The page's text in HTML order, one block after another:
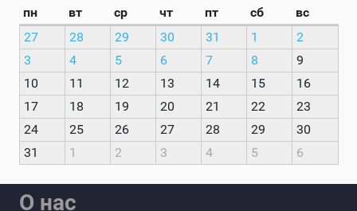
пн вт ср чт пт сб
вс
27
28 29 30 31 1
2
3
4 5 6 7 8
9
10
11 12 13 14 15
16
17
18 19 20 21 22
23
24
25 26 27 28 29
30
31
1 2 3 4 5 6
О нас